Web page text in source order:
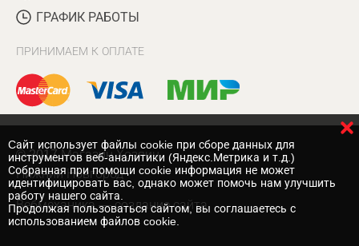
ГРАФИК РАБОТЫ
ПРИНИМАЕМ К ОПЛАТЕ
© 2017 Магазин Хозяин
Нижний Новгород
Вебмеханика — создание сайта
Cайт использует файлы cookie при сборе данных для
инструментов веб-аналитики (Яндекс.Метрика и т.д.)
Собранная при помощи cookie информация не может
идентифицировать вас, однако может помочь нам улучшить
работу нашего сайта.
Продолжая пользоваться сайтом, вы соглашаетесь с
использованием файлов cookie.